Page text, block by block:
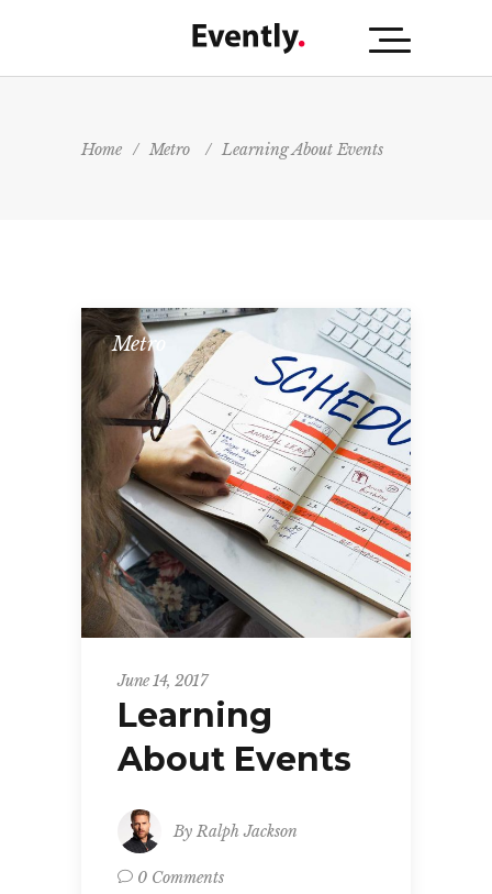
Home / Metro / Learning About Events
Metro
June 14, 2017
Learning
About Events
By Ralph Jackson
0 Comments